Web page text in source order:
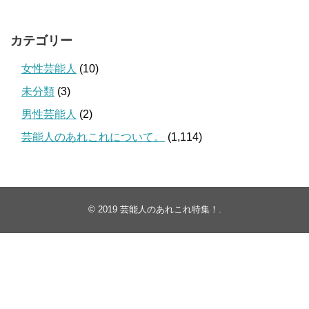
カテゴリー
女性芸能人 (10)
未分類 (3)
男性芸能人 (2)
芸能人のあれこれについて。
(1,114)
© 2019 芸能人のあれこれ特集！